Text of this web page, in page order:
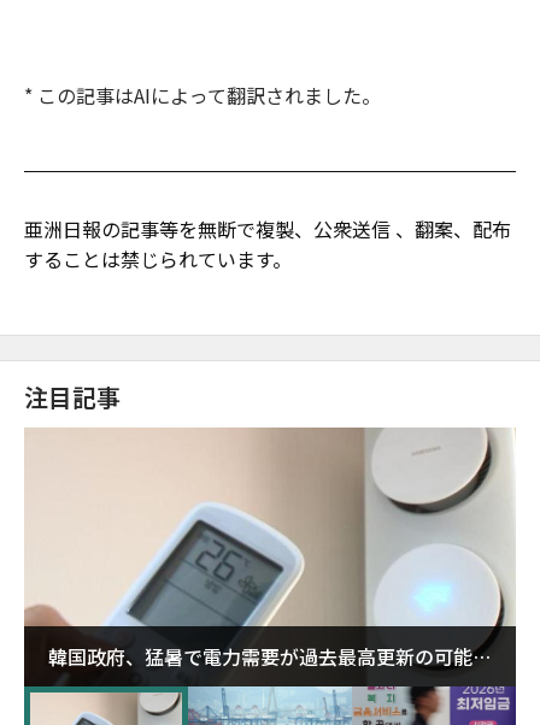
* この記事はAIによって翻訳されました。
亜洲日報の記事等を無断で複製、公衆送信 、翻案、配布
することは禁じられています。
注目記事
韓国政府、猛暑で電力需要が過去最高更新の可能性
に需給対応体制を点検